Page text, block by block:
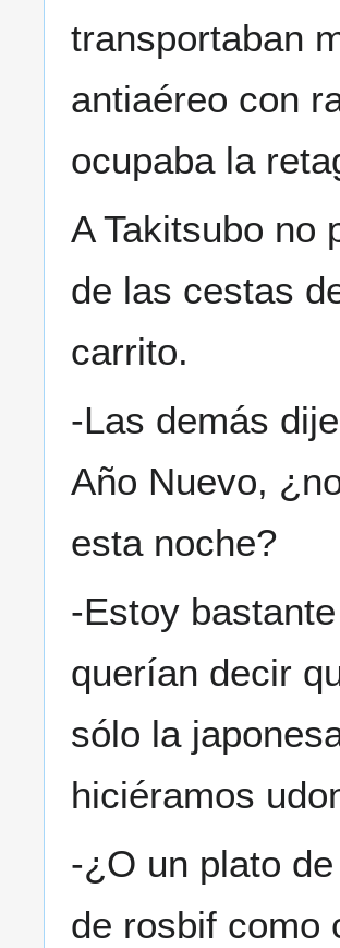
transportaban
antiaéreo con
ocupaba la
A Takitsubo no
de las cestas
carrito.
-Las demás
Año Nuevo,
esta noche?
-Estoy
querían decir
sólo la
hiciéramos
-¿O un plato
de rosbif como